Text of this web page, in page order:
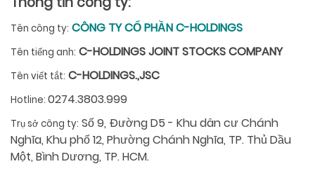
Tên công ty: CÔNG TY CỔ PHẦN C-HOLDINGS
Tên tiếng anh: C-HOLDINGS JOINT STOCKS COMPANY
Tên viết tắt: C-HOLDINGS.,JSC
Hotline: 0274.3803.999
Trụ sở công ty: Số 9, Đường D5 - Khu dân cư Chánh
Nghĩa, Khu phố 12, Phường Chánh Nghĩa, TP. Thủ Dầu
Một, Bình Dương, TP. HCM.